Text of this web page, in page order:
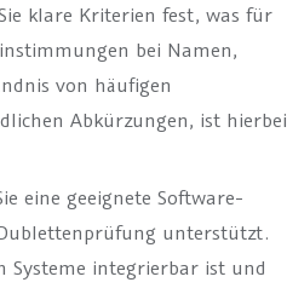
klare Kriterien fest, was für
bei Namen,
von häufigen
Abkürzungen, ist hierbei
eine geeignete Software-
unterstützt.
Systeme integrierbar ist und